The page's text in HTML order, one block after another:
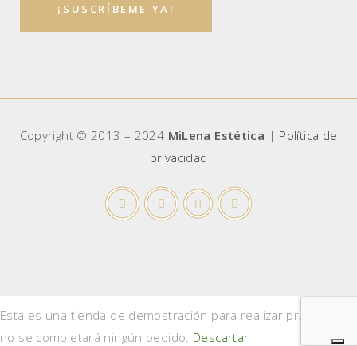
Copyright © 2013 – 2024 MiLena Estética | Política de
privacidad
Esta es una tienda de demostración para realizar pruebas —
no se completará ningún pedido. Descartar